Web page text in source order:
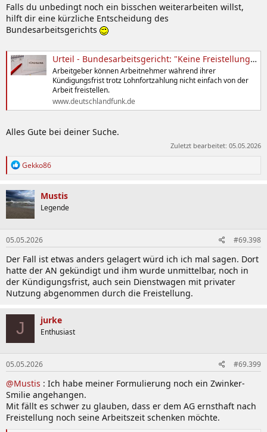
Falls du unbedingt noch ein bisschen weiterarbeiten willst,
hilft dir eine kürzliche Entscheidung des
Bundesarbeitsgerichts
Urteil - Bundesarbeitsgericht: "Keine Freistellung während der Kündigungsfrist"
Arbeitgeber können Arbeitnehmer während ihrer
Kündigungsfrist trotz Lohnfortzahlung nicht einfach von der
Arbeit freistellen.
www.deutschlandfunk.de
Alles Gute bei deiner Suche.
Zuletzt bearbeitet: 05.05.2026
R
k
t
o
n
e
n
Gekko86
Mustis
Legende
05.05.2026 #69.398
Der Fall ist etwas anders gelagert würd ich ich mal sagen. Dort
hatte der AN gekündigt und ihm wurde unmittelbar, noch in
der Kündigungsfrist, auch sein Dienstwagen mit privater
Nutzung abgenommen durch die Freistellung.
J jurke
Enthusiast
05.05.2026 #69.399
@Mustis : Ich habe meiner Formulierung noch ein Zwinker-
Smilie angehangen.
Mit fällt es schwer zu glauben, dass er dem AG ernsthaft nach
Freistellung noch seine Arbeitszeit schenken möchte.